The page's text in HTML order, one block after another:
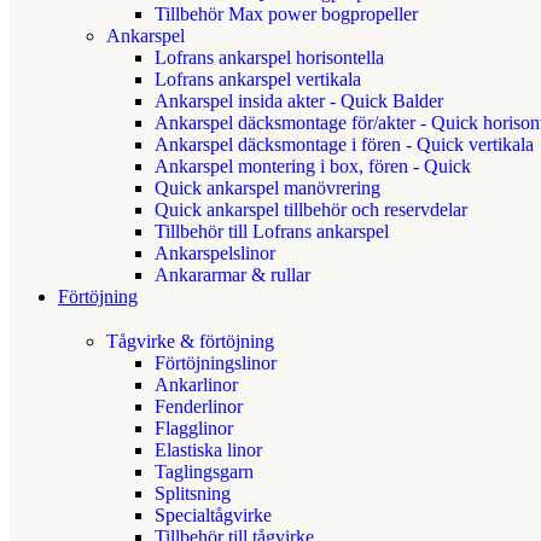
Tillbehör Max power bogpropeller
Ankarspel
Lofrans ankarspel horisontella
Lofrans ankarspel vertikala
Ankarspel insida akter - Quick Balder
Ankarspel däcksmontage för/akter - Quick
Ankarspel däcksmontage i fören - Quick vertikala
Ankarspel montering i box, fören - Quick
Quick ankarspel manövrering
Quick ankarspel tillbehör och reservdelar
Tillbehör till Lofrans ankarspel
Ankarspelslinor
Ankararmar & rullar
Förtöjning
Tågvirke & förtöjning
Förtöjningslinor
Ankarlinor
Fenderlinor
Flagglinor
Elastiska linor
Taglingsgarn
Splitsning
Specialtågvirke
Tillbehör till tågvirke